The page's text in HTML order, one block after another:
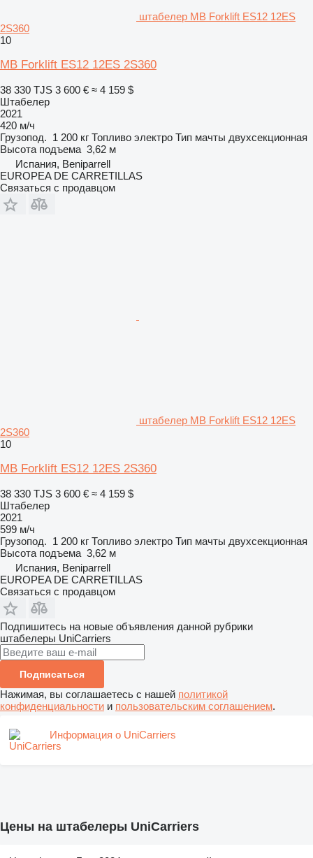
штабелер MB Forklift ES12 12ES
2S360
10
MB Forklift ES12 12ES 2S360
38 330 TJS 3 600 € ≈ 4 159 $
Штабелер
2021
420 м/ч
Грузопод. 1 200 кг Топливо электро Тип мачты двухсекционная
Высота подъема 3,62 м
Испания, Beniparrell
EUROPEA DE CARRETILLAS
Связаться с продавцом
штабелер MB Forklift ES12 12ES
2S360
10
MB Forklift ES12 12ES 2S360
38 330 TJS 3 600 € ≈ 4 159 $
Штабелер
2021
599 м/ч
Грузопод. 1 200 кг Топливо электро Тип мачты двухсекционная
Высота подъема 3,62 м
Испания, Beniparrell
EUROPEA DE CARRETILLAS
Связаться с продавцом
Подпишитесь на новые объявления данной рубрики
штабелеры UniCarriers
Подписаться
Нажимая, вы соглашаетесь с нашей политикой
конфиденциальности и пользовательским соглашением.
Информация о UniCarriers
Цены на штабелеры UniCarriers